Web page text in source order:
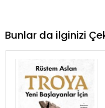
Bunlar da ilginizi